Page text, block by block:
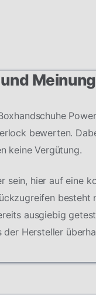
bewerten.
keine Vergütung.
sein, hier auf eine
besteht
ausgiebig
der Hersteller